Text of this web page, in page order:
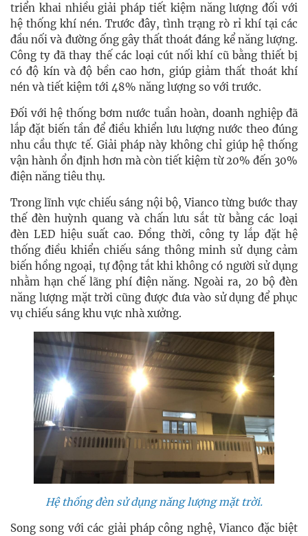
triển khai nhiều giải pháp tiết kiệm năng lượng đối với
hệ thống khí nén. Trước đây, tình trạng rò rỉ khí tại các
đầu nối và đường ống gây thất thoát đáng kể năng lượng.
Công ty đã thay thế các loại cút nối khí cũ bằng thiết bị
có độ kín và độ bền cao hơn, giúp giảm thất thoát khí
nén và tiết kiệm tới 48% năng lượng so với trước.
Đối với hệ thống bơm nước tuần hoàn, doanh nghiệp đã
lắp đặt biến tần để điều khiển lưu lượng nước theo đúng
nhu cầu thực tế. Giải pháp này không chỉ giúp hệ thống
vận hành ổn định hơn mà còn tiết kiệm từ 20% đến 30%
điện năng tiêu thụ.
Trong lĩnh vực chiếu sáng nội bộ, Vianco từng bước thay
thế đèn huỳnh quang và chấn lưu sắt từ bằng các loại
đèn LED hiệu suất cao. Đồng thời, công ty lắp đặt hệ
thống điều khiển chiếu sáng thông minh sử dụng cảm
biến hồng ngoại, tự động tắt khi không có người sử dụng
nhằm hạn chế lãng phí điện năng. Ngoài ra, 20 bộ đèn
năng lượng mặt trời cũng được đưa vào sử dụng để phục
vụ chiếu sáng khu vực nhà xưởng.
Hệ thống đèn sử dụng năng lượng mặt trời.
Song song với các giải pháp công nghệ, Vianco đặc biệt